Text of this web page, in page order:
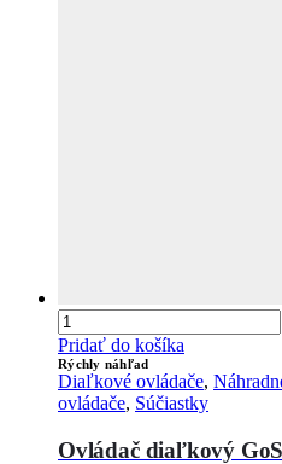
Pridať do košíka
Rýchly náhľad
Diaľkové ovládače,
ovládače, Súčiastky
Ovládač diaľkový